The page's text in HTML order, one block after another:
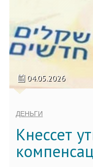
04.05.2026
ДЕНЬГИ
Кнессет